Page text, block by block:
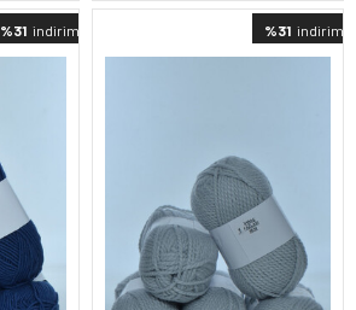
%31 indirimli %31 indirimli